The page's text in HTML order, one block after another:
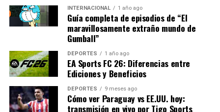
general, corren más detrás de la tele que de la
literatura”, criticó, afirmando que su verdadero hogar
literario es Villa Gesell, el pueblo que le inspira.
Mirando hacia el futuro de la
literatura
ConArderá el viento, Saccomanno no solo ofrece una
INTERNACIONAL 1 año ago
Guía completa de episodios de “El
maravillosamente extraño mundo de
Gumball”
DEPORTES 1 año ago
EA Sports FC 26: Diferencias entre
Ediciones y Beneficios
DEPORTES 9 meses ago
Cómo ver Paraguay vs EE.UU. hoy:
transmisión en vivo por Tigo Sports